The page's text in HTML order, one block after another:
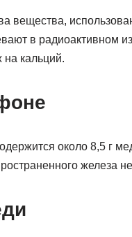
вещества,
в радиоактивном
на кальций.
около 8,5 г
железа